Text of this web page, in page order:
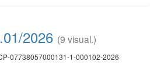
2026 (9 visual.)
07738057000131-1-000102-2026